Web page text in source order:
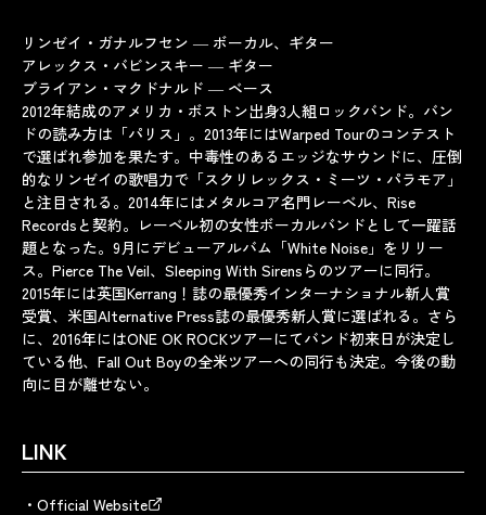
リンゼイ・ガナルフセン ― ボーカル、ギター
アレックス・バビンスキー ― ギター
ブライアン・マクドナルド ― ベース
2012年結成のアメリカ・ボストン出身3人組ロックバンド。バン
ドの読み方は「パリス」。2013年にはWarped Tourのコンテスト
で選ばれ参加を果たす。中毒性のあるエッジなサウンドに、圧倒
的なリンゼイの歌唱力で「スクリレックス・ミーツ・パラモア」
と注目される。2014年にはメタルコア名門レーベル、Rise
Recordsと契約。レーベル初の女性ボーカルバンドとして一躍話
題となった。9月にデビューアルバム「White Noise」をリリー
ス。Pierce The Veil、Sleeping With Sirensらのツアーに同行。
2015年には英国Kerrang！誌の最優秀インターナショナル新人賞
受賞、米国Alternative Press誌の最優秀新人賞に選ばれる。さら
に、2016年にはONE OK ROCKツアーにてバンド初来日が決定し
ている他、Fall Out Boyの全米ツアーへの同行も決定。今後の動
向に目が離せない。
LINK
Official Website